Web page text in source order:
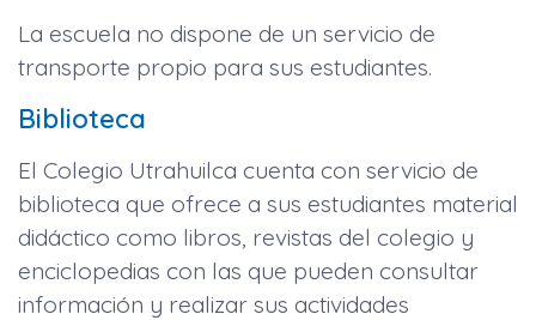
La escuela no dispone de un servicio de
transporte propio para sus estudiantes.
Biblioteca
El Colegio Utrahuilca cuenta con servicio de
biblioteca que ofrece a sus estudiantes material
didáctico como libros, revistas del colegio y
enciclopedias con las que pueden consultar
información y realizar sus actividades